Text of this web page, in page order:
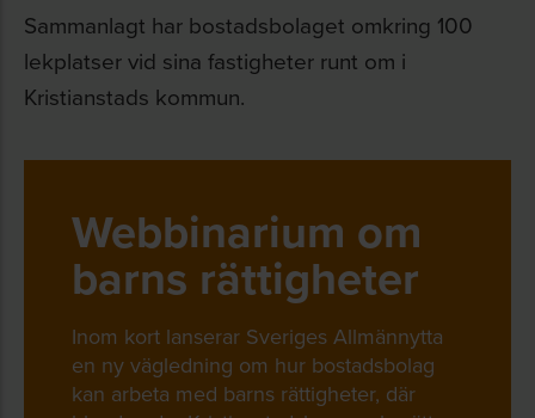
Sammanlagt har bostadsbolaget omkring 100
lekplatser vid sina fastigheter runt om i
Kristianstads kommun.
Webbinarium om
barns rättigheter
Inom kort lanserar Sveriges Allmännytta
en ny vägledning om hur bostadsbolag
kan arbeta med barns rättigheter, där